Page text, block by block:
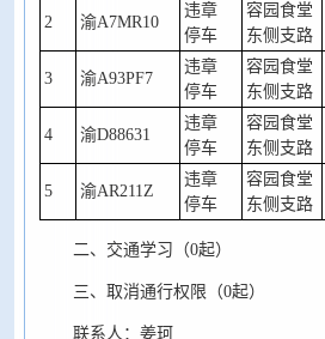
2 渝A7MR10
违章
停车
容园食堂
东侧支路
3 渝A93PF7
违章
停车
容园食堂
东侧支路
4 渝D88631
违章
停车
容园食堂
东侧支路
5 渝AR211Z
违章
停车
容园食堂
东侧支路
二、交通学习（0起）
三、取消通行权限（0起）
联系人：姜珂